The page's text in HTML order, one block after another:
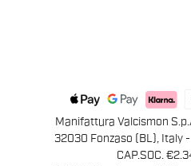
Manifattura Valcismon
32030 Fonzaso (BL), Italy
CAP.SOC.